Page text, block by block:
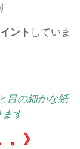
ント していま
目の細かな紙
す
。》